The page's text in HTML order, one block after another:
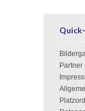
Partner